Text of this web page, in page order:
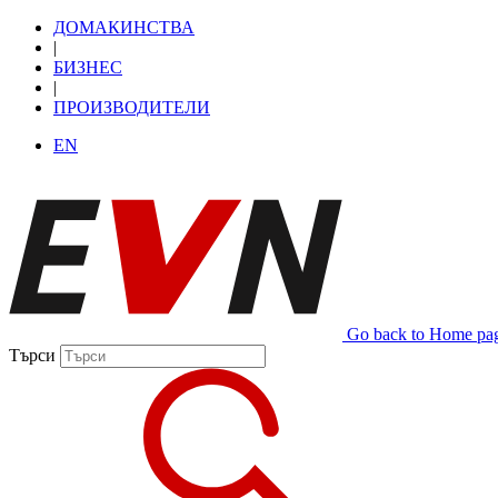
ДОМАКИНСТВА
|
БИЗНЕС
|
ПРОИЗВОДИТЕЛИ
EN
Go back to Home
Търси